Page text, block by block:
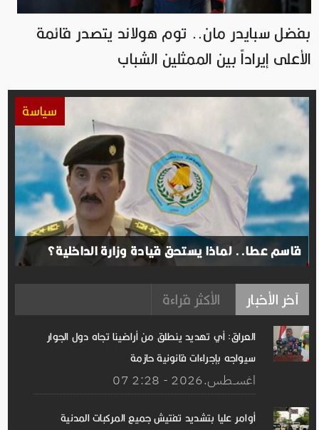
بفضل سبايدر مان.. توم هولاند يتصدر قائمة
الأعلى إيراداً بين الممثلين الشباب
سياسة
قاسم عطا.. لماذا يستحق قيادة وزارة الداخلية؟
آخر الأخبار الأكثر قراءة
العراق: أي تهديد ينطلق من أراضينا تجاه دول الجوار
سيواجه بإجراءات قانونية حازمة
07 اغســطس.2026 - 2:28
أوامر عليا بتشديد تفتيش جميع المركبات المدنية